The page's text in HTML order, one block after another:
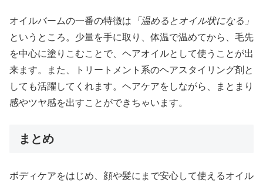
オイルバームの一番の特徴は 「温めるとオイル状になる」
というところ。少量を手に取り、体温で温めてから、毛先
を中心に塗りこむことで、ヘアオイルとして使うことが出
来ます。また、トリートメント系のヘアスタイリング剤と
しても活躍してくれます。ヘアケアをしながら、まとまり
感やツヤ感を出すことができちゃいます。
まとめ
ボディケアをはじめ、顔や髪にまで安心して使えるオイル